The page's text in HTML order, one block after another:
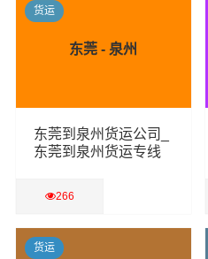
东莞 - 泉州
东莞到泉州货运公司_
东莞到泉州货运专线
266
查看详细
货运
货运